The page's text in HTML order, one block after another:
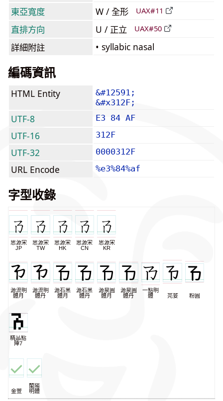
東亞寬度
W / 全形 UAX#11
直排方向 U / 正立 UAX#50
詳細附註 • syllabic nasal
編碼資訊
HTML Entity
&#12591;
&#x312F;
UTF-8 E3 84 AF
UTF-16 312F
UTF-32 0000312F
URL Encode %e3%84%af
字型收錄
思源宋
JP
思源宋
TW
思源宋
HK
思源宋
CN
思源宋
KR
源流明
體月
源流明
體丹
源石黑
體月
源石黑
體丹
源泉圓
體月
源泉圓
體丹
一點明
體
芫荽 粉圓
精品點
陣7
金萱
蘭陽
明體